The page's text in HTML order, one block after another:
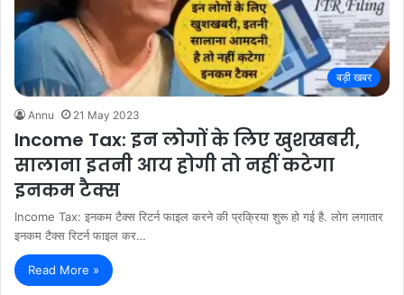
बड़ी खबर
Annu 21 May 2023
Income Tax: इन लोगों के लिए खुशखबरी,
सालाना इतनी आय होगी तो नहीं कटेगा
इनकम टैक्स
Income Tax: इनकम टैक्स रिटर्न फाइल करने की प्रक्रिया शुरू हो गई है. लोग लगातार
इनकम टैक्स रिटर्न फाइल कर…
Read More »